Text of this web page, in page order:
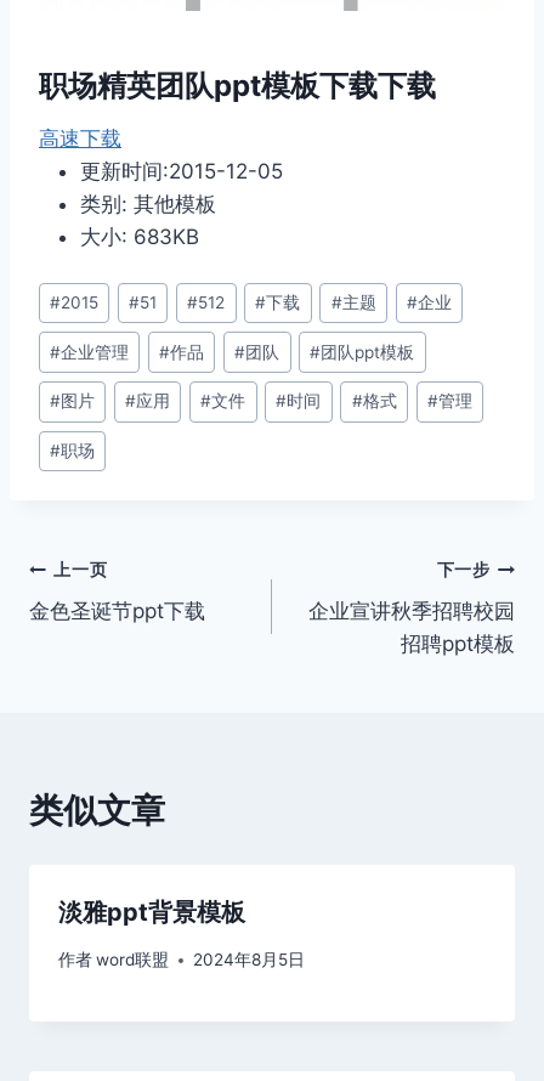
职场精英团队ppt模板下载下载
高速下载
更新时间:2015-12-05
类别: 其他模板
大小: 683KB
文
章
标
签：
#2015 #51 #512 #下载 #主题 #企业
#企业管理 #作品 #团队 #团队ppt模板
#图片 #应用 #文件 #时间 #格式 #管理
#职场
文
章
上一页
金色圣诞节ppt下载
下一步
企业宣讲秋季招聘校园
招聘ppt模板
类似文章
淡雅ppt背景模板
作者word联盟 2024年8月5日